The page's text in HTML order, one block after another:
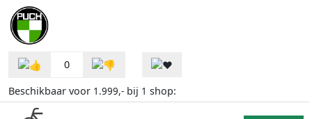
0
Beschikbaar voor 1.999,- bij 1 shop: